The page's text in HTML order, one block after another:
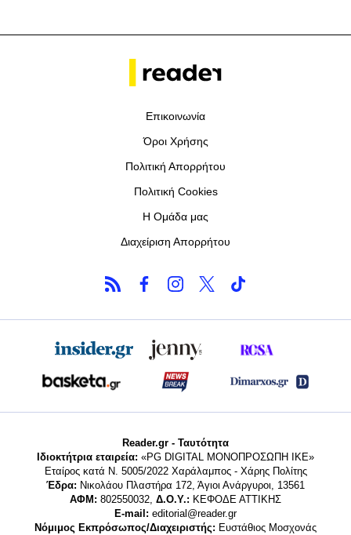
Επικοινωνία
Όροι Χρήσης
Πολιτική Απορρήτου
Πολιτική Cookies
Η Ομάδα μας
Διαχείριση Απορρήτου
Reader.gr - Ταυτότητα
Ιδιοκτήτρια εταιρεία: «PG DIGITAL MONΟΠΡΟΣΩΠΗ ΙΚΕ»
Εταίρος κατά Ν. 5005/2022 Χαράλαμπος - Χάρης Πολίτης
Έδρα: Νικολάου Πλαστήρα 172, Άγιοι Ανάργυροι, 13561
ΑΦΜ: 802550032, Δ.Ο.Υ.: ΚΕΦΟΔΕ ΑΤΤΙΚΗΣ
E-mail: editorial@reader.gr
Νόμιμος Εκπρόσωπος/Διαχειριστής: Ευστάθιος Μοσχονάς